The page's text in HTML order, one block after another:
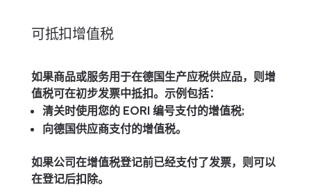
可抵扣增值税
如果商品或服务用于在德国生产应税供应品，则增
值税可在初步发票中抵扣。示例包括：
清关时使用您的 EORI 编号支付的增值税;
向德国供应商支付的增值税。
如果公司在增值税登记前已经支付了发票，则可以
在登记后扣除。